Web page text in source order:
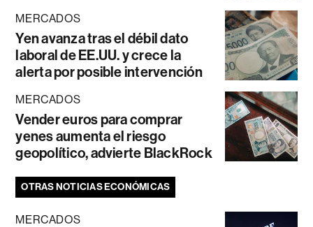
MERCADOS
Yen avanza tras el débil dato
laboral de EE.UU. y crece la
alerta por posible intervención
MERCADOS
Vender euros para comprar
yenes aumenta el riesgo
geopolítico, advierte BlackRock
OTRAS NOTICIAS ECONÓMICAS
MERCADOS